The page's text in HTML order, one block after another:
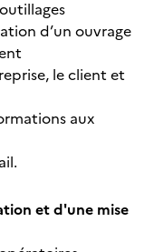
d’un ouvrage
le client et
aux
et d'une mise